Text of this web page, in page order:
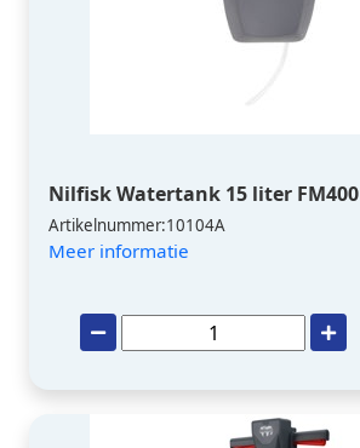
Nilfisk Watertank 15 liter FM400
Artikelnummer:10104A
Meer informatie